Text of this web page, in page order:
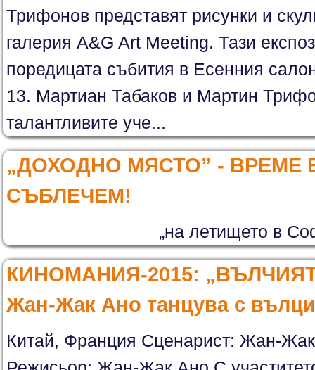
Трифонов представят рисунки и
галерия A&G Art Meeting. Тази
поредицата събития в Есенния
13. Мартиан Табаков и Мартин
талантливите уче...
„ДОХОДНО МЯСТО” - ВРЕМЕ
СЪБЛЕЧЕМ!
„на летището в
КИНОМАНИЯ-2015: „ВЪЛЧИЯТ
Жан-Жак Ано танцува с вълци
Китай, Франция Сценарист: Жан-